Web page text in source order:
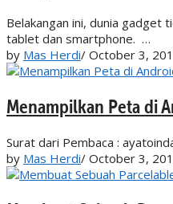
Belakangan ini, dunia gadget
tablet dan smartphone. …
by Mas Herdi/ October 3,
Menampilkan Peta di
Surat dari Pembaca :
by Mas Herdi/ October 3,